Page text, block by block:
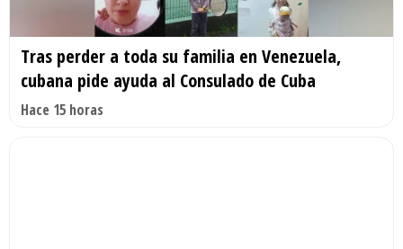
Tras perder a toda su familia en Venezuela,
cubana pide ayuda al Consulado de Cuba
Hace 15 horas